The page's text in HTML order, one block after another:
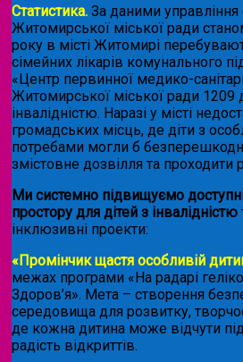
Статистика. За даними управління
Житомирської міської ради
року в місті Житомирі
сімейних лікарів комунального
«Центр первинної медико-
Житомирської міської ради 1209
інвалідністю. Наразі у місті
громадських місць, де діти з
потребами могли б
змістовне дозвілля та проходити
Ми системно підвищуємо
простору для дітей з інвалідністю
інклюзивні проекти:
«Промінчик щастя особливій
межах програми «На радарі
Здоров’я». Мета – створення
середовища для розвитку,
де кожна дитина може відчути
радість відкриттів.